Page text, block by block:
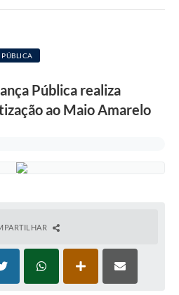
Pública realiza
ao Maio Amarelo